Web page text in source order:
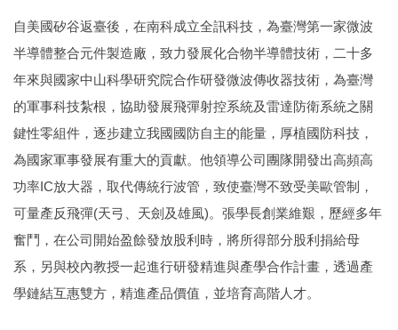
自美國矽谷返臺後，在南科成立全訊科技，為臺灣第一家微波
半導體整合元件製造廠，致力發展化合物半導體技術，二十多
年來與國家中山科學研究院合作研發微波傳收器技術，為臺灣
的軍事科技紮根，協助發展飛彈射控系統及雷達防衛系統之關
鍵性零組件，逐步建立我國國防自主的能量，厚植國防科技，
為國家軍事發展有重大的貢獻。他領導公司團隊開發出高頻高
功率IC放大器，取代傳統行波管，致使臺灣不致受美歐管制，
可量產反飛彈(天弓、天劍及雄風)。張學長創業維艱，歷經多年
奮鬥，在公司開始盈餘發放股利時，將所得部分股利捐給母
系，另與校內教授一起進行研發精進與產學合作計畫，透過產
學鏈結互惠雙方，精進產品價值，並培育高階人才。